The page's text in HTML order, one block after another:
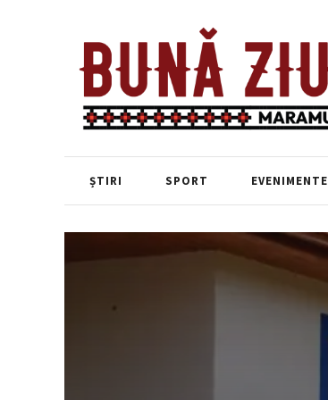
ȘTIRI SPORT EVENIMENTE